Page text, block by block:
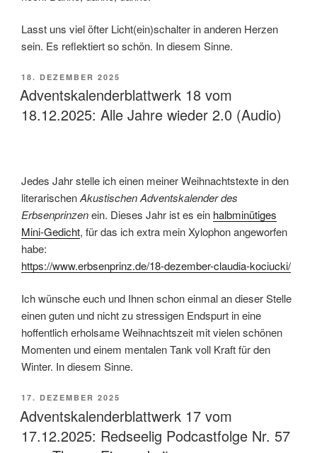
Lasst uns viel öfter Licht(ein)schalter in anderen Herzen
sein. Es reflektiert so schön. In diesem Sinne.
VERÖFFENTLICHT
AM
18. DEZEMBER 2025
Adventskalenderblattwerk 18 vom
18.12.2025: Alle Jahre wieder 2.0 (Audio)
Jedes Jahr stelle ich einen meiner Weihnachtstexte in den
literarischenAkustischen Adventskalender des
Erbsenprinzenein. Dieses Jahr ist es ein halbminütiges
Mini-Gedicht, für das ich extra mein Xylophon angeworfen
habe:
https://www.erbsenprinz.de/18-dezember-claudia-kociucki/
Ich wünsche euch und Ihnen schon einmal an dieser Stelle
einen guten und nicht zu stressigen Endspurt in eine
hoffentlich erholsame Weihnachtszeit mit vielen schönen
Momenten und einem mentalen Tank voll Kraft für den
Winter. In diesem Sinne.
VERÖFFENTLICHT
AM
17. DEZEMBER 2025
Adventskalenderblattwerk 17 vom
17.12.2025: Redseelig Podcastfolge Nr. 57